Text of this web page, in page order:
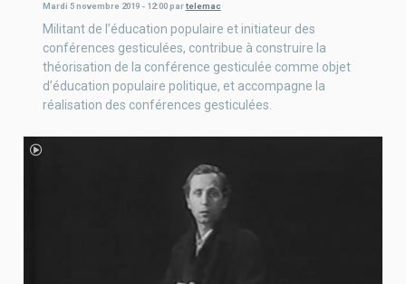
Mardi 5 novembre 2019 - 12:00 partelemac
Militant de l’éducation populaire et initiateur des
conférences gesticulées, contribue à construire la
théorisation de la conférence gesticulée comme objet
d’éducation populaire politique, et accompagne la
réalisation des conférences gesticulées.